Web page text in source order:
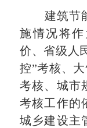
建筑节
施情况将
价、省级人
控”考核、
考核、城市
考核工作的
城乡建设主